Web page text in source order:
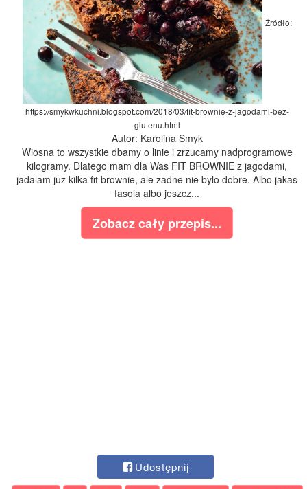
Źródło:
https://smykwkuchni.blogspot.com/2018/03/fit-brownie-z-jagodami-bez-
glutenu.html
Autor: Karolina Smyk
Wiosna to wszystkie dbamy o linie i zrzucamy nadprogramowe
kilogramy. Dlatego mam dla Was FIT BROWNIE z jagodami,
jadalam juz kilka fit brownie, ale zadne nie bylo dobre. Albo jakas
fasola albo jeszcz...
Zobacz cały przepis...
Udostępnij